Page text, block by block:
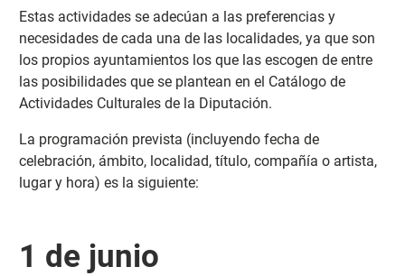
Estas actividades se adecúan a las preferencias y
necesidades de cada una de las localidades, ya que son
los propios ayuntamientos los que las escogen de entre
las posibilidades que se plantean en el Catálogo de
Actividades Culturales de la Diputación.
La programación prevista (incluyendo fecha de
celebración, ámbito, localidad, título, compañía o artista,
lugar y hora) es la siguiente:
1 de junio